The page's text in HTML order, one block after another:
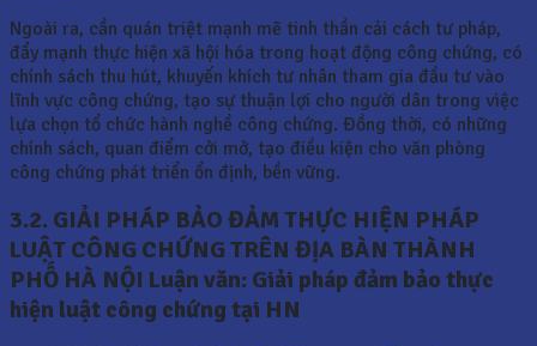
Ngoài ra, cần quán triệt mạnh mẽ tinh thần cải cách tư pháp,
đẩy mạnh thực hiện xã hội hóa trong hoạt động công chứng, có
chính sách thu hút, khuyến khích tư nhân tham gia đầu tư vào
lĩnh vực công chứng, tạo sự thuận lợi cho người dân trong việc
lựa chọn tổ chức hành nghề công chứng. Đồng thời, có những
chính sách, quan điểm cởi mở, tạo điều kiện cho văn phòng
công chứng phát triển ổn định, bền vững.
3.2. GIẢI PHÁP BẢO ĐẢM THỰC HIỆN PHÁP
LUẬT CÔNG CHỨNG TRÊN ĐỊA BÀN THÀNH
PHỐ HÀ NỘI Luận văn: Giải pháp đảm bảo thực
hiện luật công chứng tại HN